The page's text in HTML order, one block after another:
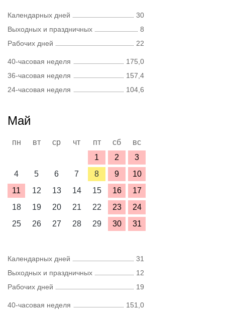
Календарных дней
30
Выходных и праздничных
8
Рабочих дней
22
40-часовая неделя
175,0
36-часовая неделя
157,4
24-часовая неделя
104,6
Май
пн вт ср чт пт сб
вс
1
2
3
4
5 6 7 8 9
10
11
12 13 14 15 16
17
18
19 20 21 22 23
24
25
26 27 28 29 30 31
Календарных дней
31
Выходных и праздничных
12
Рабочих дней
19
40-часовая неделя
151,0